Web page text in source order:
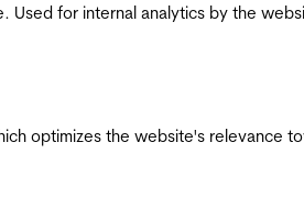
Used for internal analytics by the
optimizes the website's relevance